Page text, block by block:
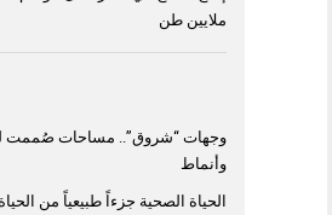
ملايين طن
وجهات “شروق”.. مساحات صُممت
وأنماط
الحياة الصحية جزءاً طبيعياً من